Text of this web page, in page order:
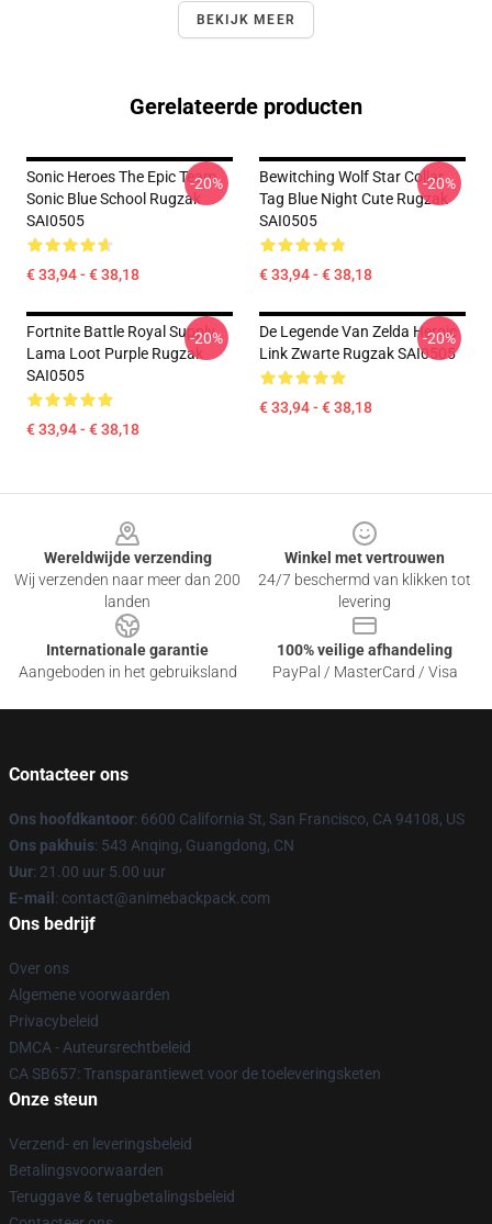
BEKIJK MEER
Gerelateerde producten
Sonic Heroes The Epic Team
Sonic Blue School Rugzak
SAI0505
€ 33,94 - € 38,18
-20%
Bewitching Wolf Star Collar
Tag Blue Night Cute Rugzak
SAI0505
€ 33,94 - € 38,18
-20%
Fortnite Battle Royal Supply
Lama Loot Purple Rugzak
SAI0505
€ 33,94 - € 38,18
-20%
De Legende Van Zelda Heroic
Link Zwarte Rugzak SAI0505
€ 33,94 - € 38,18
-20%
Wereldwijde verzending
Wij verzenden naar meer dan 200
landen
Winkel met vertrouwen
24/7 beschermd van klikken tot
levering
Internationale garantie
Aangeboden in het gebruiksland
100% veilige afhandeling
PayPal / MasterCard / Visa
Contacteer ons
Ons hoofdkantoor: 6600 California St, San Francisco, CA 94108, US
Ons pakhuis: 543 Anqing, Guangdong, CN
Uur: 21.00 uur 5.00 uur
E-mail : contact@animebackpack.com
Ons bedrijf
Over ons
Algemene voorwaarden
Privacybeleid
DMCA - Auteursrechtbeleid
CA SB657: Transparantiewet voor de toeleveringsketen
Onze steun
Verzend- en leveringsbeleid
Betalingsvoorwaarden
Teruggave & terugbetalingsbeleid